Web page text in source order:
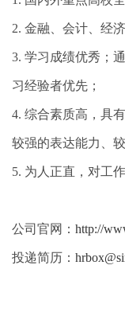
2. 金融、会计、经
3. 学习成绩优秀；
习经验者优先；
4. 综合素质高，具
较强的表达能力、
5. 为人正直，对工
公司官网： http://
投递简历：